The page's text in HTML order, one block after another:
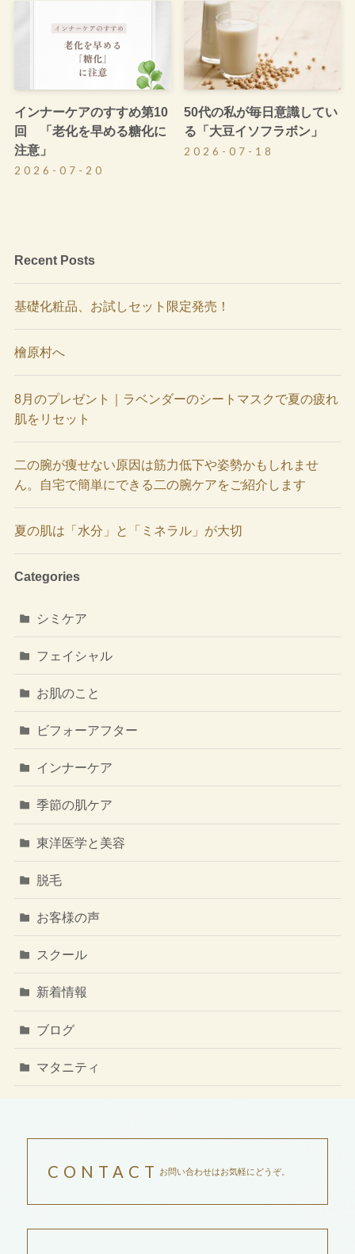
インナーケアのすすめ第10
回 「老化を早める糖化に
注意」
2026-07-20
50代の私が毎日意識してい
る「大豆イソフラボン」
2026-07-18
Recent Posts
基礎化粧品、お試しセット限定発売！
檜原村へ
8月のプレゼント｜ラベンダーのシートマスクで夏の疲れ
肌をリセット
二の腕が痩せない原因は筋力低下や姿勢かもしれませ
ん。自宅で簡単にできる二の腕ケアをご紹介します
夏の肌は「水分」と「ミネラル」が大切
Categories
シミケア
フェイシャル
お肌のこと
ビフォーアフター
インナーケア
季節の肌ケア
東洋医学と美容
脱毛
お客様の声
スクール
新着情報
ブログ
マタニティ
CONTACT お問い合わせはお気軽にどうぞ。